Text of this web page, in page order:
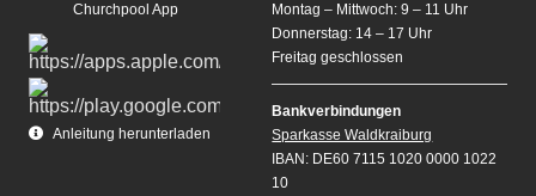
Churchpool App
Anleitung herunterladen
Montag – Mittwoch: 9 – 11 Uhr
Donnerstag: 14 – 17 Uhr
Freitag geschlossen
Bankverbindungen
Sparkasse Waldkraiburg
IBAN: DE60 7115 1020 0000 1022
10